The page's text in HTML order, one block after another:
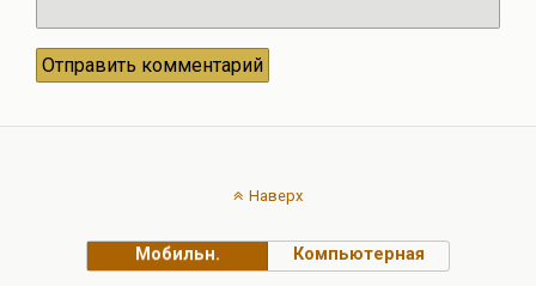
Наверх
Мобильн. Компьютерная